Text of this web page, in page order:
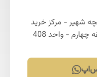
شهیر - مرکز خرید
- واحد 408